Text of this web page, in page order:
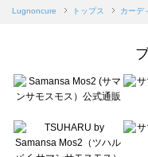
Samansa Mos2 blue（サマンサモ
sō4ū（ソウフォーユー）のカーデ
Te chichi（テチチ）のカーディガ
Te chichi CLASSIC（テチチ クラ
Lugnoncure（ルノンキュール）
BETTY'S BLUE（べティーズブル
Lugnoncure トップス カーデ